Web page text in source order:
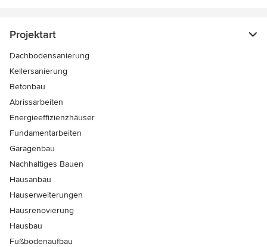
Projektart
Dachbodensanierung
Kellersanierung
Betonbau
Abrissarbeiten
Energieeffizienzhäuser
Fundamentarbeiten
Garagenbau
Nachhaltiges Bauen
Hausanbau
Hauserweiterungen
Hausrenovierung
Hausbau
Fußbodenaufbau